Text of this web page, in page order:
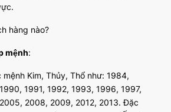
hàng nào?
mệnh:
mệnh Kim, Thủy, Thổ như: 1984,
1991, 1992, 1993, 1996, 1997,
2008, 2009, 2012, 2013. Đặc